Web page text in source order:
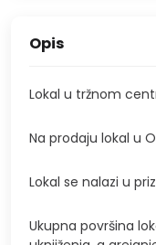
Opis
Lokal u tržnom
Na prodaju lokal u
Lokal se nalazi u
Ukupna površina